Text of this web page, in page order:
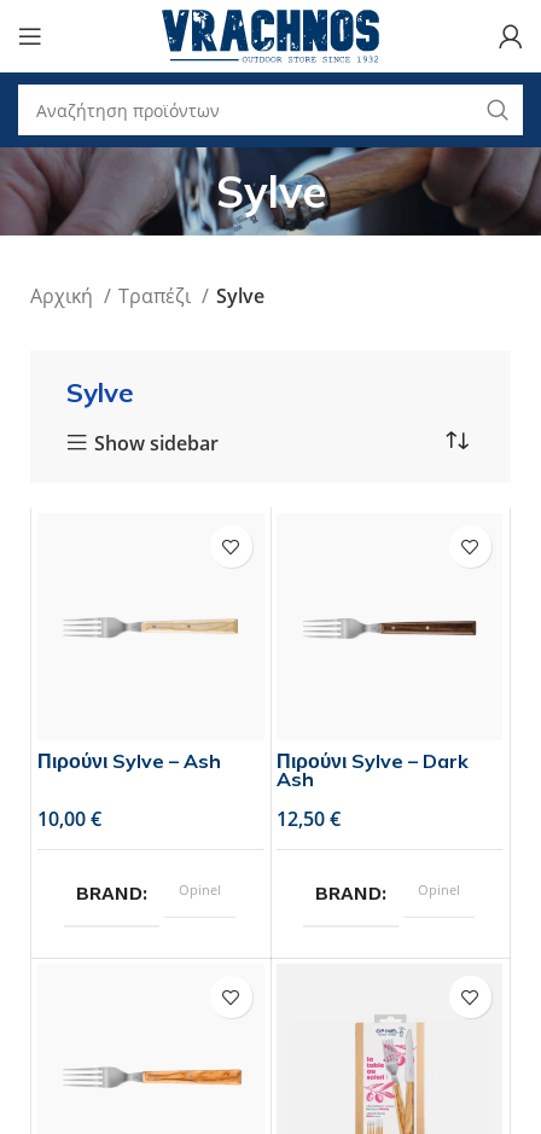
Sylve
Αρχική Τραπέζι Sylve
Sylve
Show sidebar
Πιρούνι Sylve – Ash
€
BRAND Opinel
Πιρούνι Sylve – Dark
Ash
€
BRAND Opinel